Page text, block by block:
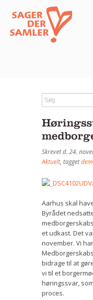
FORSKNING
Om Sager der Samler
Bestyrelse
Bliv medlem
Skrevet d. 24.
Aktuelt, tagget
Aarhus skal
Byrådet
et udkast. Det
november. Vi
bidrage til at
vi til et
høringssvar,
proces.